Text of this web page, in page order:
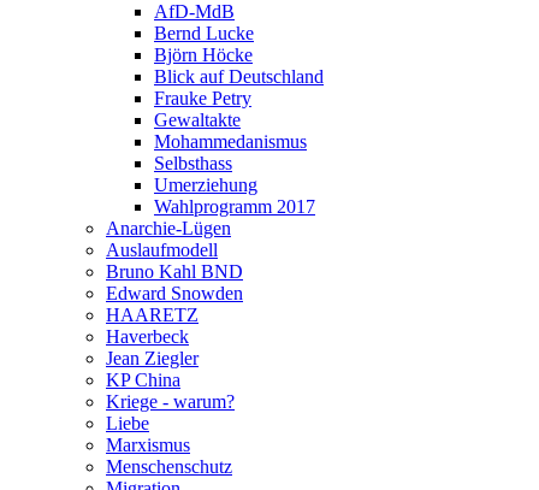
AfD-MdB
Bernd Lucke
Björn Höcke
Blick auf Deutschland
Frauke Petry
Gewaltakte
Mohammedanismus
Selbsthass
Umerziehung
Wahlprogramm 2017
Anarchie-Lügen
Auslaufmodell
Bruno Kahl BND
Edward Snowden
HAARETZ
Haverbeck
Jean Ziegler
KP China
Kriege - warum?
Liebe
Marxismus
Menschenschutz